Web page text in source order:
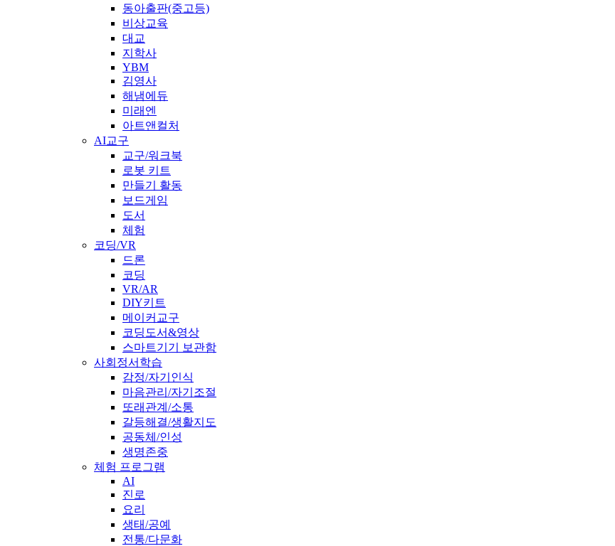
동아출판(중고등)
비상교육
대교
지학사
YBM
김영사
해냄에듀
미래엔
아트앤컬처
AI교구
교구/워크북
로봇 키트
만들기 활동
보드게임
도서
체험
코딩/VR
드론
코딩
VR/AR
DIY키트
메이커교구
코딩도서&영상
스마트기기 보관함
사회정서학습
감정/자기인식
마음관리/자기조절
또래관계/소통
갈등해결/생활지도
공동체/인성
생명존중
체험 프로그램
AI
진로
요리
생태/공예
전통/다문화